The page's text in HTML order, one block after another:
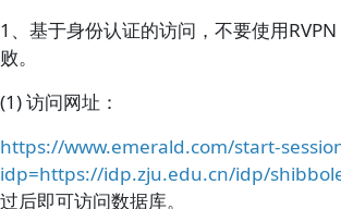
1、基于身份认证的访问，不要使用
败。
(1) 访问网址：
https://www.emerald.com/start-
idp=https://idp.zju.edu.cn/idp/
过后即可访问数据库。